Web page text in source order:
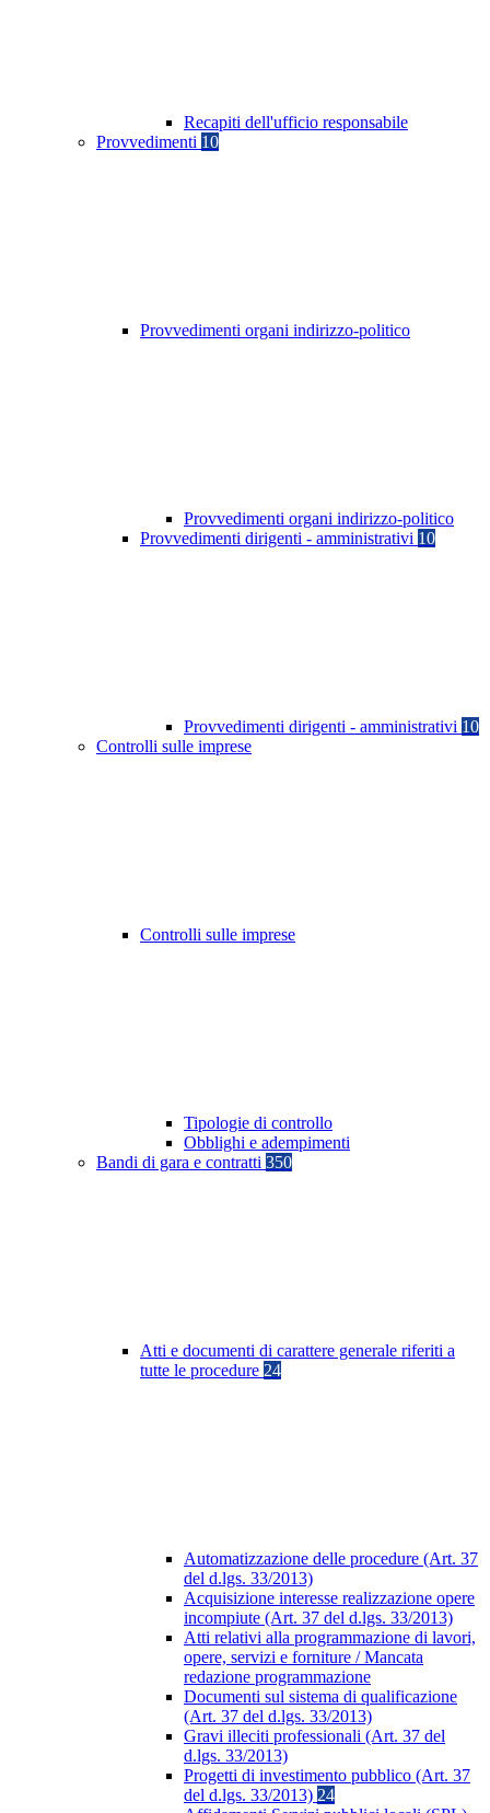
Recapiti dell'ufficio responsabile
Provvedimenti 10
Provvedimenti organi indirizzo-politico
Provvedimenti organi indirizzo-politico
Provvedimenti dirigenti - amministrativi 10
Provvedimenti dirigenti - amministrativi 10
Controlli sulle imprese
Controlli sulle imprese
Tipologie di controllo
Obblighi e adempimenti
Bandi di gara e contratti 350
Atti e documenti di carattere generale riferiti a
tutte le procedure 24
Automatizzazione delle procedure (Art. 37
del d.lgs. 33/2013)
Acquisizione interesse realizzazione opere
incompiute (Art. 37 del d.lgs. 33/2013)
Atti relativi alla programmazione di lavori,
opere, servizi e forniture / Mancata
redazione programmazione
Documenti sul sistema di qualificazione
(Art. 37 del d.lgs. 33/2013)
Gravi illeciti professionali (Art. 37 del
d.lgs. 33/2013)
Progetti di investimento pubblico (Art. 37
del d.lgs. 33/2013) 24